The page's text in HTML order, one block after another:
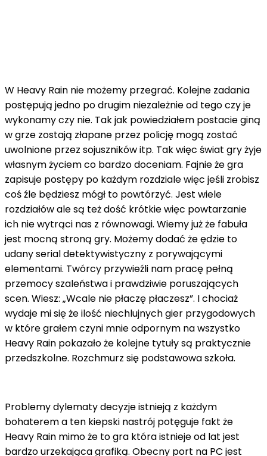
W Heavy Rain nie możemy przegrać. Kolejne zadania
postępują jedno po drugim niezależnie od tego czy je
wykonamy czy nie. Tak jak powiedziałem postacie giną
w grze zostają złapane przez policję mogą zostać
uwolnione przez sojuszników itp. Tak więc świat gry żyje
własnym życiem co bardzo doceniam. Fajnie że gra
zapisuje postępy po każdym rozdziale więc jeśli zrobisz
coś źle będziesz mógł to powtórzyć. Jest wiele
rozdziałów ale są też dość krótkie więc powtarzanie
ich nie wytrąci nas z równowagi. Wiemy już że fabuła
jest mocną stroną gry. Możemy dodać że ędzie to
udany serial detektywistyczny z porywającymi
elementami. Twórcy przywieźli nam pracę pełną
przemocy szaleństwa i prawdziwie poruszających
scen. Wiesz: „Wcale nie płaczę płaczesz”. I chociaż
wydaje mi się że ilość niechlujnych gier przygodowych
w które grałem czyni mnie odpornym na wszystko
Heavy Rain pokazało że kolejne tytuły są praktycznie
przedszkolne. Rozchmurz się podstawowa szkoła.
Problemy dylematy decyzje istnieją z każdym
bohaterem a ten kiepski nastrój potęguje fakt że
Heavy Rain mimo że to gra która istnieje od lat jest
bardzo urzekająca grafiką. Obecny port na PC jest